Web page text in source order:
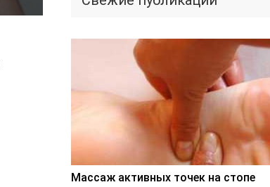
Массаж активных точек на стопе